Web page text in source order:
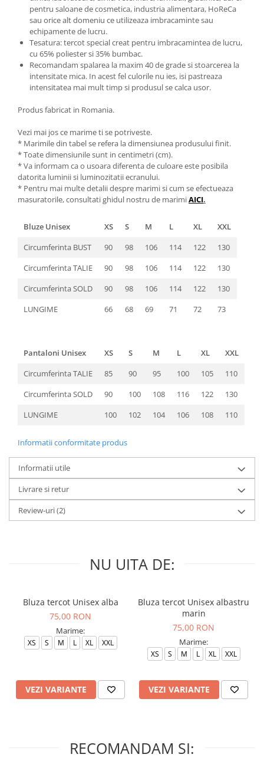
pentru saloane de cosmetica, industria alimentara, HoReCa
sau orice alt domeniu ce utilizeaza imbracaminte sau
echipamente de lucru.
Tesatura: tercot special creat pentru imbracamintea de lucru,
cu 65% poliester si 35% bumbac.
Recomandam spalarea la maxim 40 de grade si stoarcerea la
intensitate mica. In acest fel culorile nu ies, isi pastreaza
intensitatea mai mult timp si produsul se calca usor.
Produs fabricat in Romania.
Vezi mai jos ce marime ti se potriveste.
* Marimile din tabel se refera la dimensiunea produsului finit.
* Toate dimensiunile sunt in centimetri (cm).
* Va informam ca o usoara diferenta de culoare este posibila
datorita luminii si luminozitatii ecranului.
* Pentru mai multe detalii despre marimi si cum se efectueaza
masuratorile, consultati ghidul nostru de marimiAICI.
Bluze Unisex XS S M L XL
XXL
Circumferinta BUST
90 98 106 114 122
130
Circumferinta TALIE
90 98 106 114 122
130
Circumferinta SOLD
90 98 106 114 122
130
LUNGIME
66 68 69 71 72 73
Pantaloni Unisex XS S M L XL
XXL
Circumferinta TALIE
85 90 95 100 105
110
Circumferinta SOLD
90 100 108 116 122
130
LUNGIME
100 102 104 106 108 110
Informatii conformitate produs
Informatii utile
Livrare si retur
Review-uri(2)
NU UITA DE:
Bluza tercot Unisex alba
75,00 RON
Marime:
XS S M L XL XXL
VEZI VARIANTE
Bluza tercot Unisex albastru
marin
75,00 RON
Marime:
XS S M L XL XXL
VEZI VARIANTE
RECOMANDAM SI: